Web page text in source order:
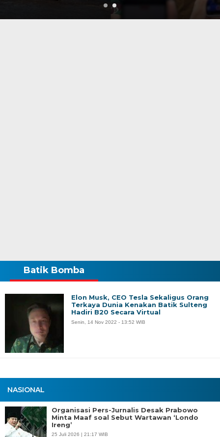
NASIONAL
Organisasi Pers-Jurnalis Desak Prabowo
Minta Maaf soal Sebut Wartawan ‘Londo
Ireng’
25 Juli 2026 | 21:17 WIB
Batik Bomba
Elon Musk, CEO Tesla Sekaligus Orang
Terkaya Dunia Kenakan Batik Sulteng
Hadiri B20 Secara Virtual
Senin, 14 Nov 2022 - 13:52 WIB